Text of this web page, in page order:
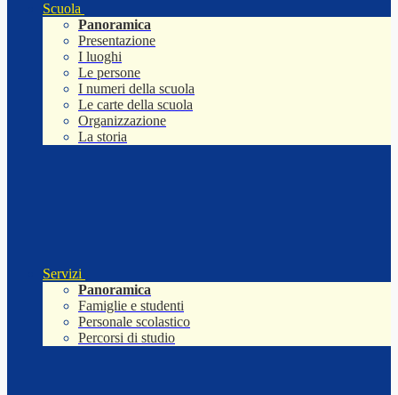
Scuola
Panoramica
Presentazione
I luoghi
Le persone
I numeri della scuola
Le carte della scuola
Organizzazione
La storia
Servizi
Panoramica
Famiglie e studenti
Personale scolastico
Percorsi di studio